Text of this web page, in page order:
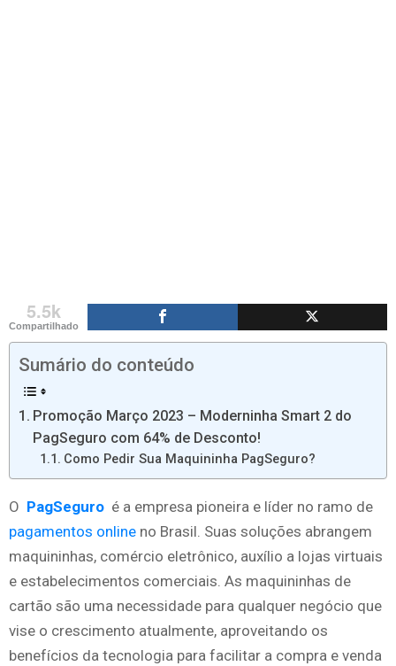
5.5k
Compartilhado
Sumário do conteúdo
Promoção Março 2023 – Moderninha Smart 2 do
PagSeguro com 64% de Desconto!
Como Pedir Sua Maquininha PagSeguro?
O PagSeguro é a empresa pioneira e líder no ramo de
pagamentos online no Brasil. Suas soluções abrangem
maquininhas, comércio eletrônico, auxílio a lojas virtuais
e estabelecimentos comerciais. As maquininhas de
cartão são uma necessidade para qualquer negócio que
vise o crescimento atualmente, aproveitando os
benefícios da tecnologia para facilitar a compra e venda